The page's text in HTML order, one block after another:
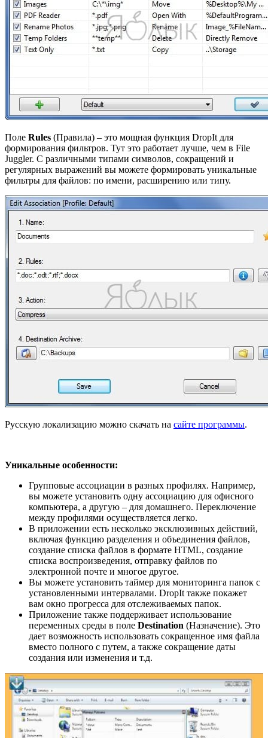
Поле Rules (Правила) – это мощная функция DropIt для
формирования фильтров. Тут это работает лучше, чем в File
Juggler. С различными типами символов, сокращений и
регулярных выражений вы можете формировать уникальные
фильтры для файлов: по имени, расширению или типу.
Русскую локализацию можно скачать на сайте программы.
Уникальные особенности:
Групповые ассоциации в разных профилях. Например,
вы можете установить одну ассоциацию для офисного
компьютера, а другую – для домашнего. Переключение
между профилями осуществляется легко.
В приложении есть несколько эксклюзивных действий,
включая функцию разделения и объединения файлов,
создание списка файлов в формате HTML, создание
списка воспроизведения, отправку файлов по
электронной почте и многое другое.
Вы можете установить таймер для мониторинга папок с
установленными интервалами. DropIt также покажет
вам окно прогресса для отслеживаемых папок.
Приложение также поддерживает использование
переменных среды в поле Destination (Назначение). Это
дает возможность использовать сокращенное имя файла
вместо полного с путем, а также сокращение даты
создания или изменения и т.д.